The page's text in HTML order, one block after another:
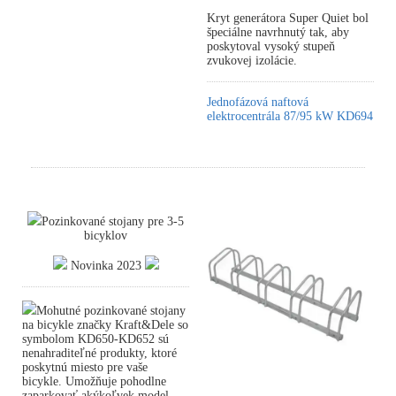
Kryt generátora Super Quiet bol
špeciálne navrhnutý tak, aby
poskytoval vysoký stupeň
zvukovej izolácie.
Jednofázová naftová
elektrocentrála 87/95 kW KD694
Pozinkované stojany pre 3-5
bicyklov
Novinka 2023
Mohutné pozinkované stojany
na bicykle značky Kraft&Dele so
symbolom KD650-KD652 sú
nenahraditeľné produkty, ktoré
poskytnú miesto pre vaše
bicykle. Umožňuje pohodlne